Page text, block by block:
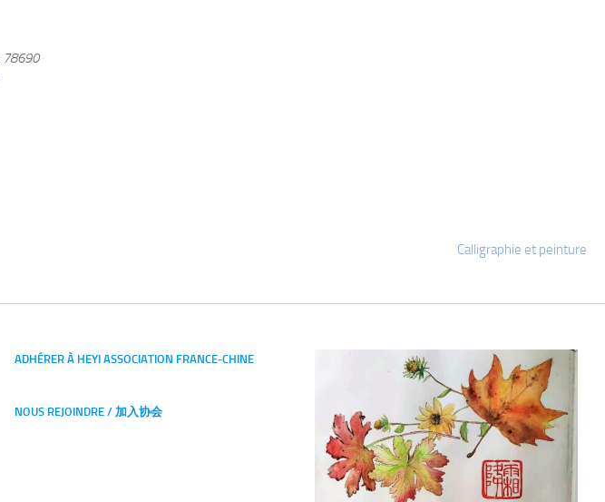
78690
Calligraphie et peinture
ADHÉRER À HEYI ASSOCIATION FRANCE-CHINE
NOUS REJOINDRE / 加入协会